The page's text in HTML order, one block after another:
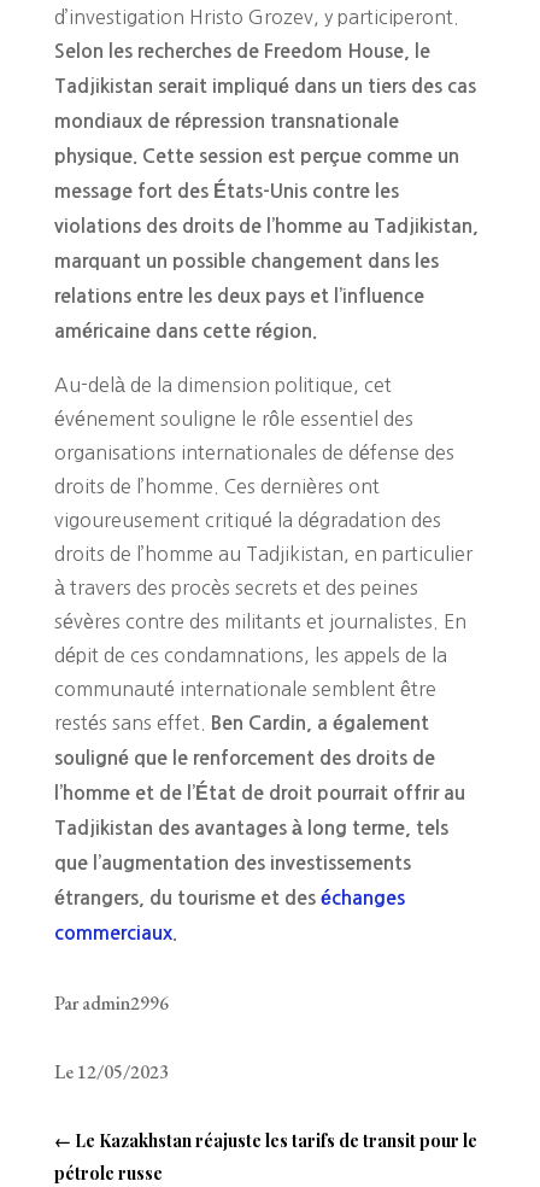
d’investigation Hristo Grozev, y participeront.
Selon les recherches de Freedom House, le
Tadjikistan serait impliqué dans un tiers des cas
mondiaux de répression transnationale
physique. Cette session est perçue comme un
message fort des États-Unis contre les
violations des droits de l’homme au Tadjikistan,
marquant un possible changement dans les
relations entre les deux pays et l’influence
américaine dans cette région.
Au-delà de la dimension politique, cet
événement souligne le rôle essentiel des
organisations internationales de défense des
droits de l’homme. Ces dernières ont
vigoureusement critiqué la dégradation des
droits de l’homme au Tadjikistan, en particulier
à travers des procès secrets et des peines
sévères contre des militants et journalistes. En
dépit de ces condamnations, les appels de la
communauté internationale semblent être
restés sans effet.
Ben Cardin, a également
souligné que le renforcement des droits de
l’homme et de l’État de droit pourrait offrir au
Tadjikistan des avantages à long terme, tels
que l’augmentation des investissements
étrangers, du tourisme et des échanges
commerciaux.
Par admin2996
Le 12/05/2023
← Le Kazakhstan réajuste les tarifs de transit pour le
pétrole russe